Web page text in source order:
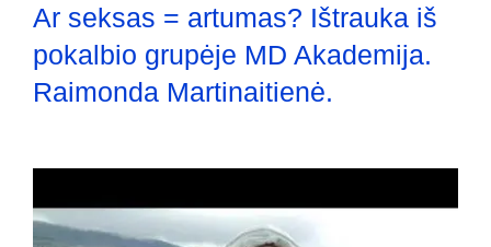
Ar seksas = artumas? Ištrauka iš
pokalbio grupėje MD Akademija.
Raimonda Martinaitienė.